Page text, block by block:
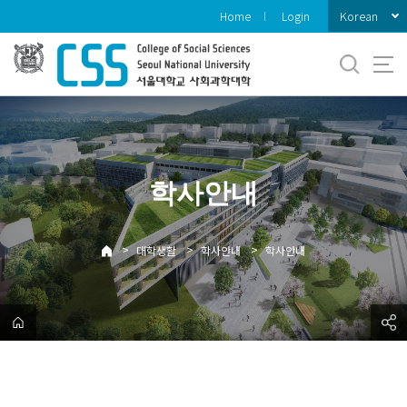
로
메
Home Login Korean
학사안내
> 대학생활 > 학사안내 > 학사안내